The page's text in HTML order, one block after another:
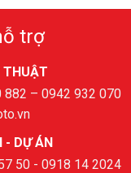
trợ
THUẬT
882 – 0942 932 070
- DỰ ÁN
50 - 0918 14 2024